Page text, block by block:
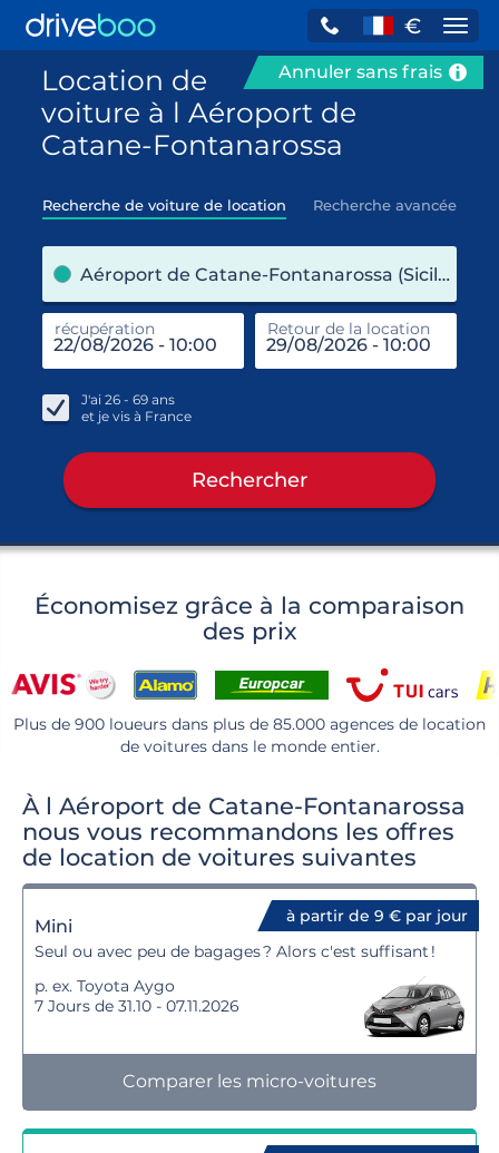
€
Annuler sans frais
Location de
voiture à l Aéroport de
Catane-Fontanarossa
Recherche de voiture de location Recherche avancée
Aéroport de Catane-Fontanarossa (Sicile / Italie)
récupération Retour de la location
J'ai 26 - 69 ans
et je vis à France
Rechercher
Économisez grâce à la comparaison
des prix
Plus de 900 loueurs dans plus de 85.000 agences de location
de voitures dans le monde entier.
À l Aéroport de Catane-Fontanarossa
nous vous recommandons les offres
de location de voitures suivantes
à partir de 9 € par jour
Mini
Seul ou avec peu de bagages ? Alors c'est suffisant !
p. ex. Toyota Aygo
7 Jours de 31.10 - 07.11.2026
Comparer les micro-voitures